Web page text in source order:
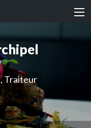
Traiteur